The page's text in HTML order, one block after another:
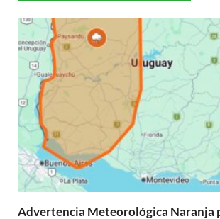
Advertencia Meteorológica Naranja